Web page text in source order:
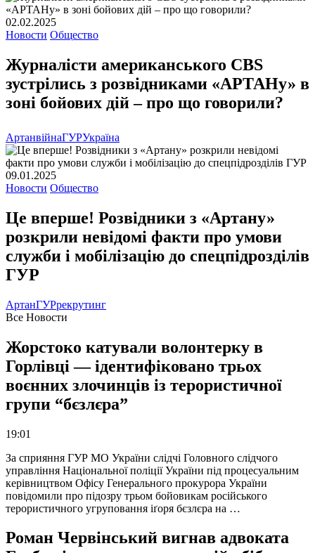
02.02.2025
Новости Общество
Журналісти американського CBS
зустрілись з розвідниками «АРТАНу» в
зоні бойових дій – про що говорили?
АртанвійнаГУРУкраїна
09.01.2025
Новости Общество
Це вперше! Розвідники з «Артану»
розкрили невідомі факти про умови
служби і мобілізацію до спецпідрозділів
ГУР
АртанГУРрекрутинг
Все Новости
Жорстоко катували волонтерку в
Горлівці — ідентифіковано трьох
воєнних злочинців із терористичної
групи “бєзлєра”
19:01
За сприяння ГУР МО України слідчі Головного слідчого
управління Національної поліції України під процесуальним
керівництвом Офісу Генерального прокурора України
повідомили про підозру трьом бойовикам російського
терористичного угруповання іґоря бєзлєра на …
Роман Червінський вигнав адвоката